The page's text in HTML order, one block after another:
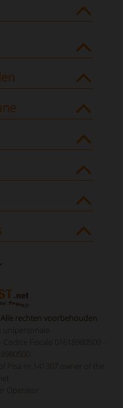
rechten voorbehouden
unipersonale
Fiscale 01618980500 -
Pisa nr.141307 owner of the
Operator